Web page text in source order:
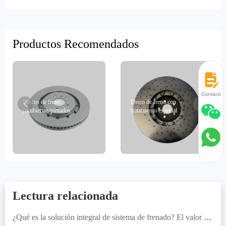
Productos Recomendados
Discos de freno
recubiertos/pintados
Disco de freno con
tratamiento especial
Lectura relacionada
¿Qué es la solución integral de sistema de frenado? El valor de